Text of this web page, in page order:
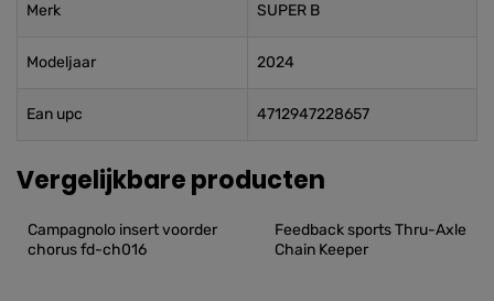
Merk SUPER B
Modeljaar 2024
Ean upc 4712947228657
Vergelijkbare producten
Campagnolo insert voorder
chorus fd-ch016
Feedback sports Thru-Axle
Chain Keeper